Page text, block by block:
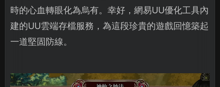
時的心血轉眼化為烏有。幸好，網易UU優化工具內
建的UU雲端存檔服務，為這段珍貴的遊戲回憶築起
一道堅固防線。